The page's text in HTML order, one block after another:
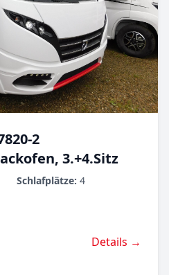
2
3.+4.Sitz
Schlafplätze: 4
Details →